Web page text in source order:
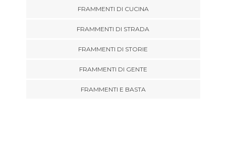
FRAMMENTI DI CUCINA
FRAMMENTI DI STRADA
FRAMMENTI DI STORIE
FRAMMENTI DI GENTE
FRAMMENTI E BASTA